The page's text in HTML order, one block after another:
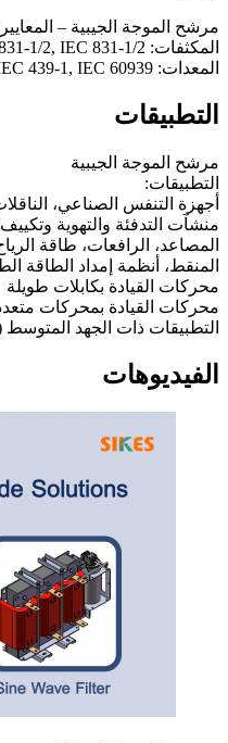
مرشح الموجة الجيبية – المعايير
المكثفات: CEI EN 60831-1/2, IEC 831-1/2
المعدات: CEI EN60439-1, IEC 439-1, IEC 60939
التطبيقات
مرشح الموجة الجيبية
التطبيقات:
أجهزة التنفس الصناعي،
منشآت التدفئة والتهوية
المصاعد، الرافعات، طاقة
المنقط، أنظمة إمداد الطاقة
محركات القيادة بكابلات طويلة
محركات القيادة بمحركات
التطبيقات ذات الجهد
الفيديوهات